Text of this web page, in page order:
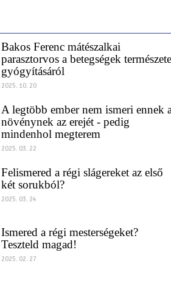
Bakos Ferenc mátészalkai
parasztorvos a betegségek természetes
gyógyításáról
A legtöbb ember nem ismeri ennek a
növénynek az erejét - pedig
mindenhol megterem
Felismered a régi slágereket az első
két sorukból?
Ismered a régi mesterségeket?
Teszteld magad!